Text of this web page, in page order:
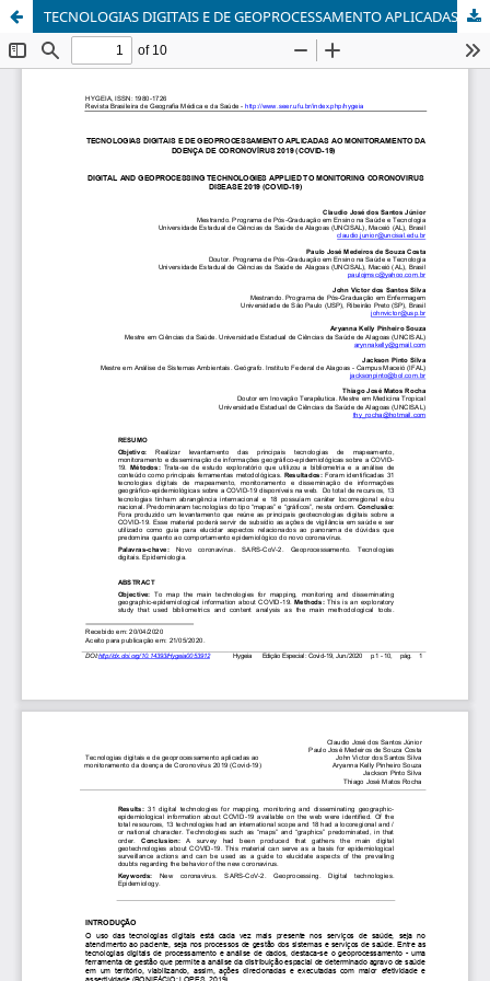
TECNOLOGIAS DIGITAIS E DE GEOPROCESSAMENTO APLICADAS AO MONITORAMENTO DA DOENÇA DE CORONOVÍRUS 2019 (COVID-19)